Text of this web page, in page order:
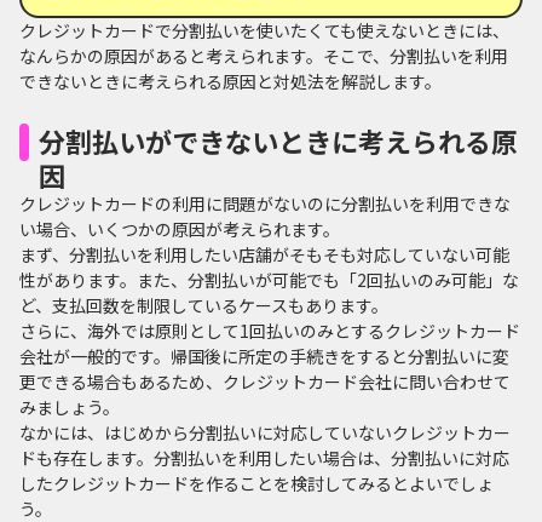
クレジットカードで分割払いを使いたくても使えないときには、
なんらかの原因があると考えられます。そこで、分割払いを利用
できないときに考えられる原因と対処法を解説します。
分割払いができないときに考えられる原
因
クレジットカードの利用に問題がないのに分割払いを利用できな
い場合、いくつかの原因が考えられます。
まず、分割払いを利用したい店舗がそもそも対応していない可能
性があります。また、分割払いが可能でも「2回払いのみ可能」な
ど、支払回数を制限しているケースもあります。
さらに、海外では原則として1回払いのみとするクレジットカード
会社が一般的です。帰国後に所定の手続きをすると分割払いに変
更できる場合もあるため、クレジットカード会社に問い合わせて
みましょう。
なかには、はじめから分割払いに対応していないクレジットカー
ドも存在します。分割払いを利用したい場合は、分割払いに対応
したクレジットカードを作ることを検討してみるとよいでしょ
う。